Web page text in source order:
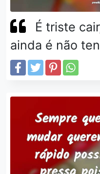
É triste
ainda é não